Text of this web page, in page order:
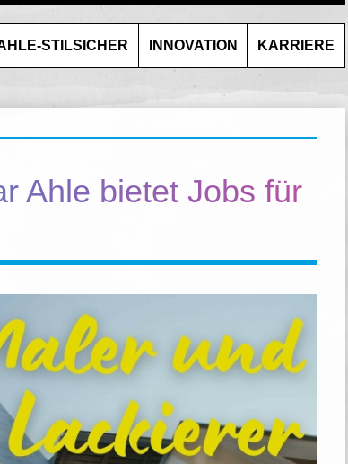
STILSICHER INNOVATION KARRIERE
Ahle bietet Jobs für